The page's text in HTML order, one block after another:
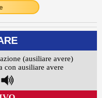
(ausiliare avere)
con ausiliare avere